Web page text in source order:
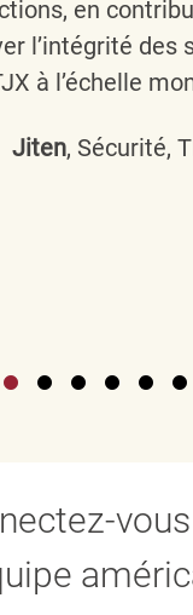
en
l’intégrité des
à l’échelle
Jiten, Sécurité,